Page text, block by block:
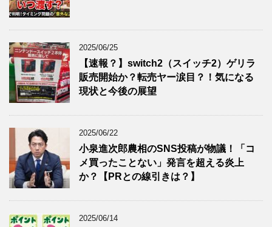
2025/06/25
【速報？】switch2（スイッチ2）ゲリラ
販売開始か？転売ヤー涙目？！気になる
現状と今後の展望
2025/06/22
小泉進次郎農相のSNS投稿が物議！「コ
メ買ったことない」発言を超える炎上
か？【PRとの線引きは？】
2025/06/14